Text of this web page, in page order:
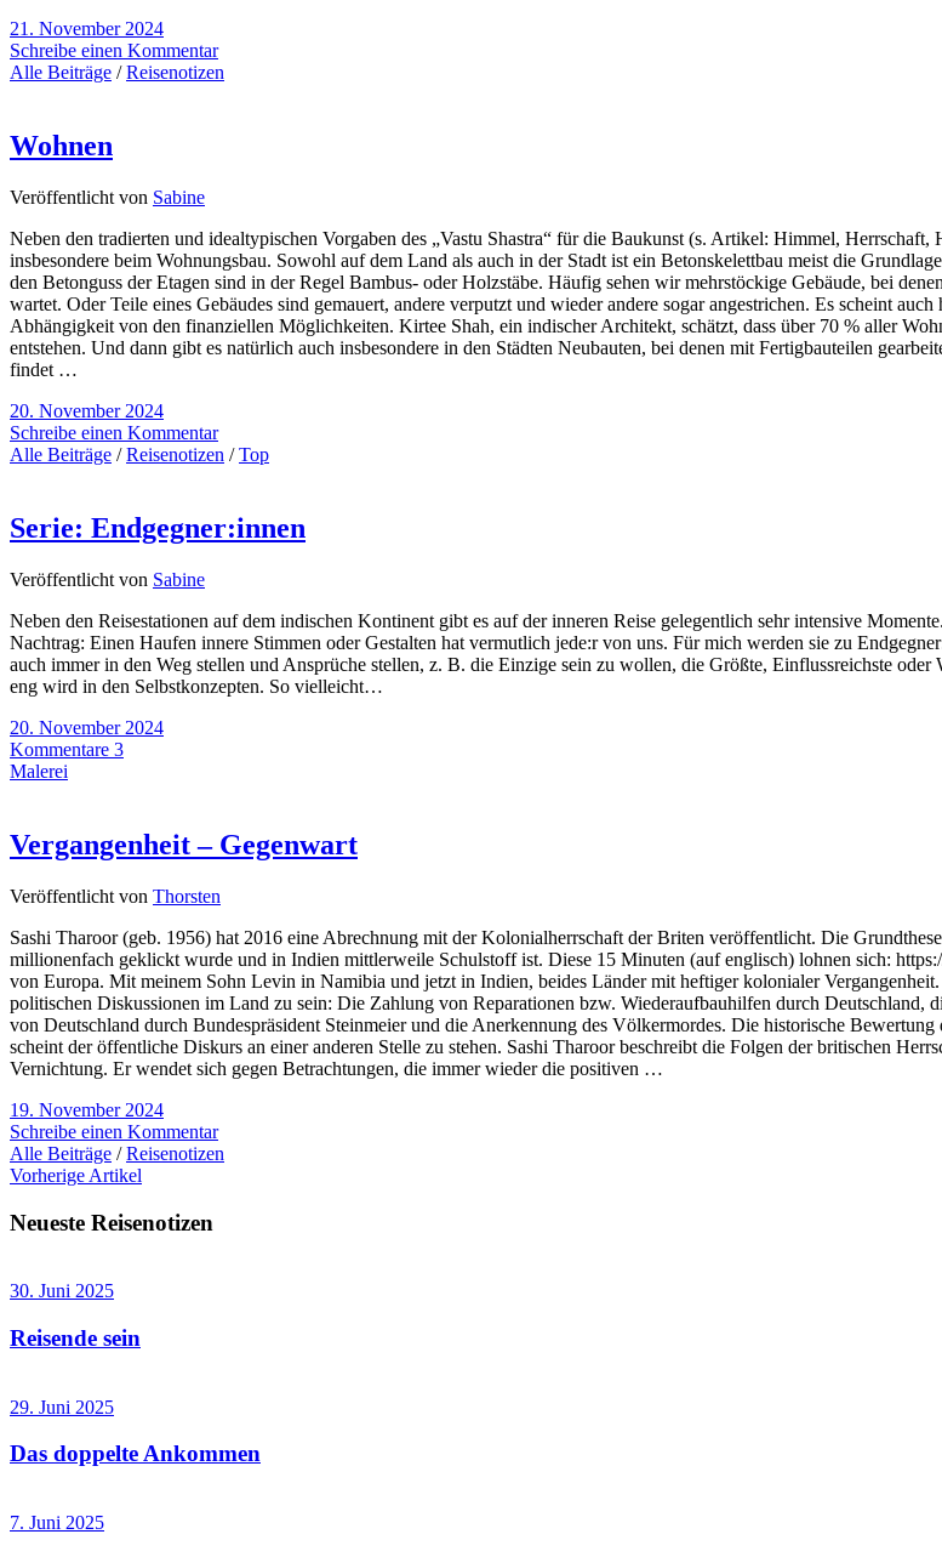
21. November 2024
Schreibe einen Kommentar
Alle Beiträge /Reisenotizen
Wohnen
Veröffentlicht von Sabine
Neben den tradierten und idealtypischen Vorgaben des „Vastu Shastra“ für die Baukunst (s. Artikel: Himmel,
insbesondere beim Wohnungsbau. Sowohl auf dem Land als auch in der Stadt ist ein Betonskelettbau meist die
den Betonguss der Etagen sind in der Regel Bambus- oder Holzstäbe. Häufig sehen wir mehrstöckige Gebäude, bei
wartet. Oder Teile eines Gebäudes sind gemauert, andere verputzt und wieder andere sogar angestrichen. Es scheint
Abhängigkeit von den finanziellen Möglichkeiten. Kirtee Shah, ein indischer Architekt, schätzt, dass über 70 % aller
entstehen. Und dann gibt es natürlich auch insbesondere in den Städten Neubauten, bei denen mit Fertigbauteilen
findet …
20. November 2024
Schreibe einen Kommentar
Alle Beiträge /Reisenotizen /Top
Serie: Endgegner:innen
Veröffentlicht von Sabine
Neben den Reisestationen auf dem indischen Kontinent gibt es auf der inneren Reise gelegentlich sehr intensive
Nachtrag: Einen Haufen innere Stimmen oder Gestalten hat vermutlich jede:r von uns. Für mich werden sie zu
auch immer in den Weg stellen und Ansprüche stellen, z. B. die Einzige sein zu wollen, die Größte, Einflussreichste
eng wird in den Selbstkonzepten. So vielleicht…
20. November 2024
Kommentare 3
Malerei
Vergangenheit – Gegenwart
Veröffentlicht von Thorsten
Sashi Tharoor (geb. 1956) hat 2016 eine Abrechnung mit der Kolonialherrschaft der Briten veröffentlicht. Die
millionenfach geklickt wurde und in Indien mittlerweile Schulstoff ist. Diese 15 Minuten (auf englisch) lohnen sich:
von Europa. Mit meinem Sohn Levin in Namibia und jetzt in Indien, beides Länder mit heftiger kolonialer
politischen Diskussionen im Land zu sein: Die Zahlung von Reparationen bzw. Wiederaufbauhilfen durch
von Deutschland durch Bundespräsident Steinmeier und die Anerkennung des Völkermordes. Die historische
scheint der öffentliche Diskurs an einer anderen Stelle zu stehen. Sashi Tharoor beschreibt die Folgen der britischen
Vernichtung. Er wendet sich gegen Betrachtungen, die immer wieder die positiven …
19. November 2024
Schreibe einen Kommentar
Alle Beiträge /Reisenotizen
Vorherige Artikel
Neueste Reisenotizen
30. Juni 2025
Reisende sein
29. Juni 2025
Das doppelte Ankommen
7. Juni 2025